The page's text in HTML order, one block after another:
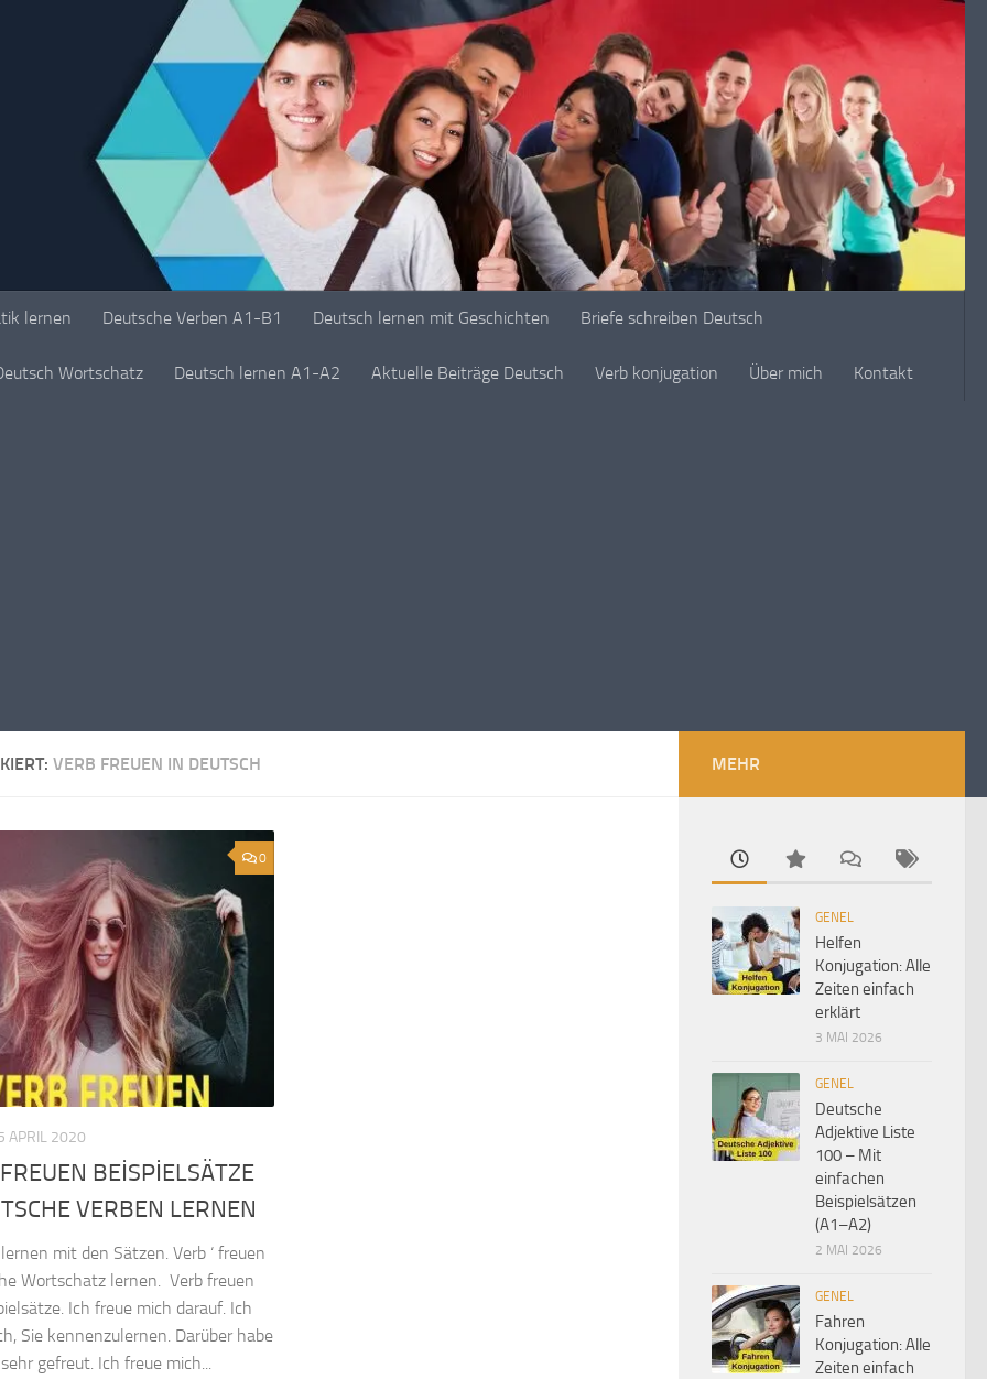
lernen Deutsche Verben A1-B1 Deutsch lernen mit Geschichten Briefe schreiben Deutsch
Wortschatz Deutsch lernen A1-A2 Aktuelle Beiträge Deutsch Verb konjugation Über mich Kontakt
VERB FREUEN IN DEUTSCH
0
APRIL 2020
BEİSPİELSÄTZE
VERBEN LERNEN
mit den Sätzen. Verb ‘ freuen
Wortschatz lernen. Verb freuen
Ich freue mich darauf. Ich
Sie kennenzulernen. Darüber habe
gefreut. Ich freue mich...
MEHR
GENEL
Helfen
Konjugation: Alle
Zeiten einfach
erklärt
3 MAI 2026
GENEL
Deutsche
Adjektive Liste
100 – Mit
einfachen
Beispielsätzen
(A1–A2)
2 MAI 2026
GENEL
Fahren
Konjugation: Alle
Zeiten einfach